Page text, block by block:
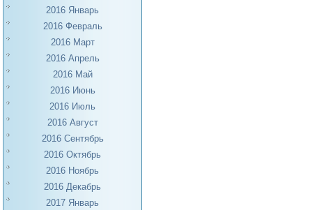
2016 Январь
2016 Февраль
2016 Март
2016 Апрель
2016 Май
2016 Июнь
2016 Июль
2016 Август
2016 Сентябрь
2016 Октябрь
2016 Ноябрь
2016 Декабрь
2017 Январь